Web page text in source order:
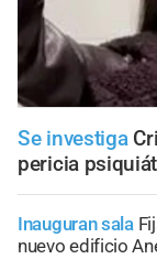
Se investiga
pericia
Inauguran sala
nuevo edificio